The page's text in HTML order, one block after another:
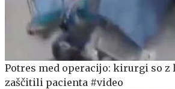
Potres med operacijo: kirurgi so
zaščitili pacienta #video